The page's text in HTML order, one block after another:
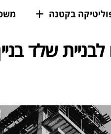
בקטנה
שלד